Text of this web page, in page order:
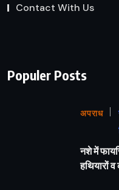
Contact With Us
Populer Posts
अपराध
नशे में
हथियारों